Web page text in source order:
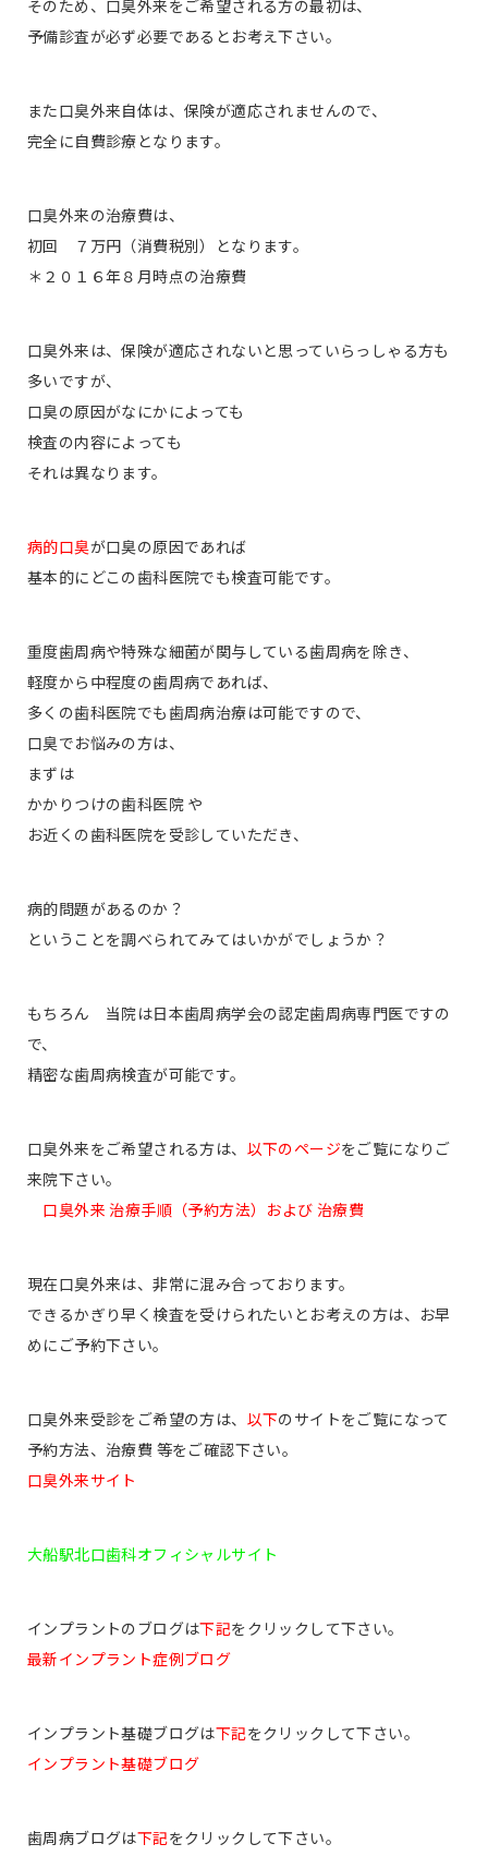
そのため、口臭外来をご希望される方の最初は、
予備診査が必ず必要であるとお考え下さい。
また口臭外来自体は、保険が適応されませんので、
完全に自費診療となります。
口臭外来の治療費は、
初回 ７万円（消費税別）となります。
＊２０１６年８月時点の治療費
口臭外来は、保険が適応されないと思っていらっしゃる方も
多いですが、
口臭の原因がなにかによっても
検査の内容によっても
それは異なります。
病的口臭が口臭の原因であれば
基本的にどこの歯科医院でも検査可能です。
重度歯周病や特殊な細菌が関与している歯周病を除き、
軽度から中程度の歯周病であれば、
多くの歯科医院でも歯周病治療は可能ですので、
口臭でお悩みの方は、
まずは
かかりつけの歯科医院 や
お近くの歯科医院を受診していただき、
病的問題があるのか？
ということを調べられてみてはいかがでしょうか？
もちろん 当院は日本歯周病学会の認定歯周病専門医ですの
で、
精密な歯周病検査が可能です。
口臭外来をご希望される方は、 以下のページをご覧になりご
来院下さい。
口臭外来 治療手順（予約方法）および 治療費
現在口臭外来は、非常に混み合っております。
できるかぎり早く検査を受けられたいとお考えの方は、お早
めにご予約下さい。
口臭外来受診をご希望の方は、 以下のサイトをご覧になって
予約方法、治療費 等をご確認下さい。
口臭外来サイト
大船駅北口歯科オフィシャルサイト
インプラントのブログは下記をクリックして下さい。
最新インプラント症例ブログ
インプラント基礎ブログは下記をクリックして下さい。
インプラント基礎ブログ
歯周病ブログは下記をクリックして下さい。